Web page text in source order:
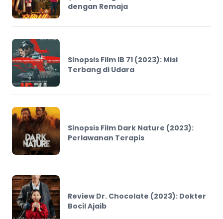
dengan Remaja
Sinopsis Film IB 71 (2023): Misi
Terbang di Udara
Sinopsis Film Dark Nature (2023):
Perlawanan Terapis
Review Dr. Chocolate (2023): Dokter
Bocil Ajaib